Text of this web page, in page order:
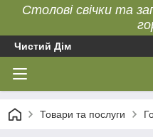
Столові свічки та
Чистий Дім
Товари та послуги